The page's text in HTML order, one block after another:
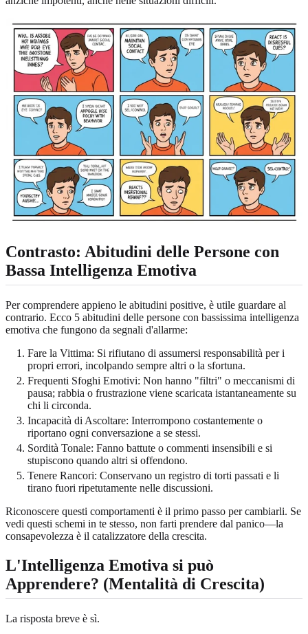
Contrasto: Abitudini delle Persone con
Bassa Intelligenza Emotiva
Per comprendere appieno le abitudini positive, è utile guardare al
contrario. Ecco 5 abitudini delle persone con bassissima intelligenza
emotiva che fungono da segnali d'allarme:
Fare la Vittima: Si rifiutano di assumersi responsabilità per i
propri errori, incolpando sempre altri o la sfortuna.
Frequenti Sfoghi Emotivi: Non hanno "filtri" o meccanismi di
pausa; rabbia o frustrazione viene scaricata istantaneamente su
chi li circonda.
Incapacità di Ascoltare: Interrompono costantemente o
riportano ogni conversazione a se stessi.
Sordità Tonale: Fanno battute o commenti insensibili e si
stupiscono quando altri si offendono.
Tenere Rancori: Conservano un registro di torti passati e li
tirano fuori ripetutamente nelle discussioni.
Riconoscere questi comportamenti è il primo passo per cambiarli. Se
vedi questi schemi in te stesso, non farti prendere dal panico—la
consapevolezza è il catalizzatore della crescita.
L'Intelligenza Emotiva si può
Apprendere? (Mentalità di Crescita)
La risposta breve è sì.